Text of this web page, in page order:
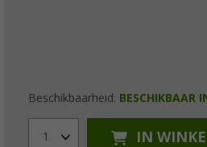
Beschikbaarheid: BESCHIKBAAR
1 IN